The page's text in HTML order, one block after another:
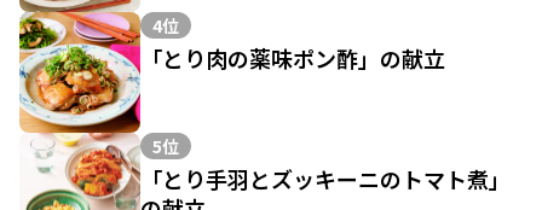
4位
「とり肉の薬味ポン酢」の献立
5位
「とり手羽とズッキーニのトマト煮」